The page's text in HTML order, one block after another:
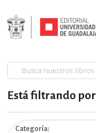
Está filtrando por
Categoría